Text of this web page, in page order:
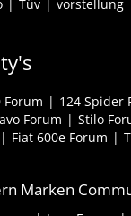
Tüv vorstellung
Forum
124 Spider
Forum
Stilo
Fiat 600e Forum
Marken